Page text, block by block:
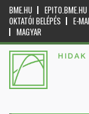
BME.HU EPITO.BME.HU
OKTATÓI BELÉPÉS
E-
MAGYAR
HIDAK